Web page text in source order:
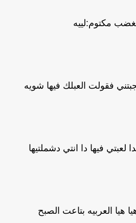
مكتوم:لييه
فقولت العبلك فيها شويه
فيها دا انتي دشملتيها
العربيه بتاعت الصبح